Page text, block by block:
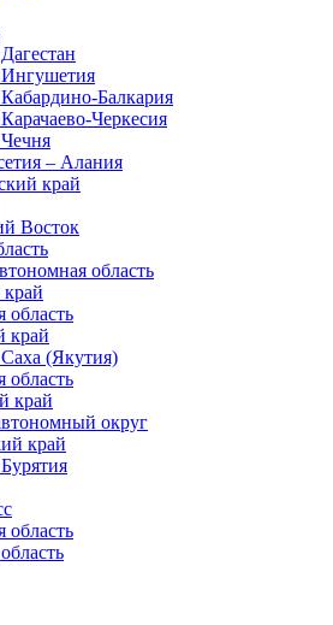
Балкария
Черкесия
– Алания
край
Восток
область
область
край
(Якутия)
область
край
округ
край
область